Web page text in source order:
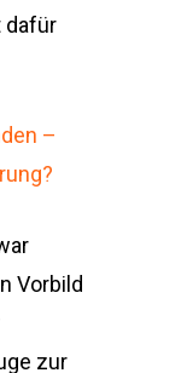
dafür
–
Vorbild
zur